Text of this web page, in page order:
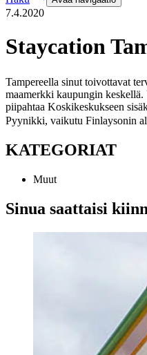
7.4.2020
Staycation
Tampereella sinut toivottavat
maamerkki kaupungin
piipahtaa Koskikeskukseen
Pyynikki, vaikutu Finlaysonin
KATEGORIAT
Muut
Sinua saattaisi